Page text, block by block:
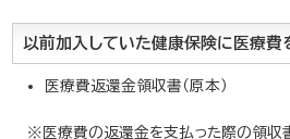
以前加入していた健康保険に医療費
医療費返還金領収書（原本）
※医療費の返還金を支払った際の領収書